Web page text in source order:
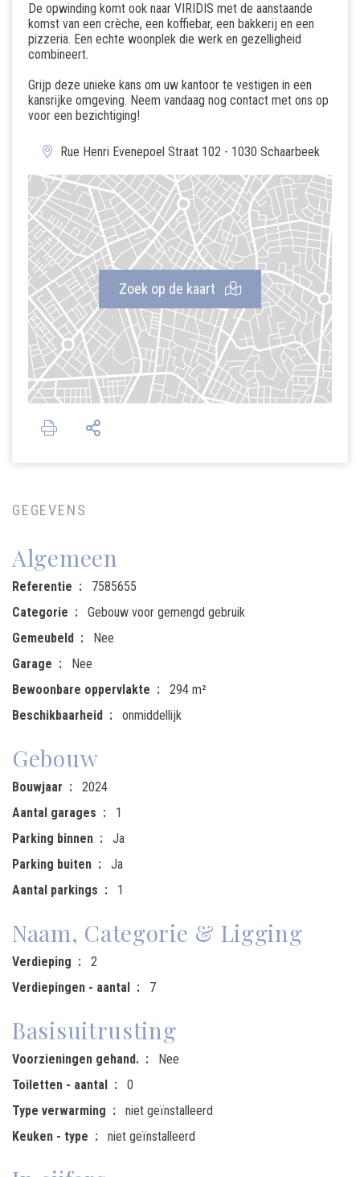
De opwinding komt ook naar VIRIDIS met de aanstaande
komst van een crèche, een koffiebar, een bakkerij en een
pizzeria. Een echte woonplek die werk en gezelligheid
combineert.
Grijp deze unieke kans om uw kantoor te vestigen in een
kansrijke omgeving. Neem vandaag nog contact met ons op
voor een bezichtiging!
Rue Henri Evenepoel Straat 102 - 1030 Schaarbeek
Zoek op de kaart
GEGEVENS
Algemeen
Referentie
7585655
Categorie
Gebouw voor gemengd gebruik
Gemeubeld
Nee
Garage
Nee
Bewoonbare oppervlakte
294 m²
Beschikbaarheid
onmiddellijk
Gebouw
Bouwjaar
2024
Aantal garages
1
Parking binnen
Ja
Parking buiten
Ja
Aantal parkings
1
Naam, Categorie & Ligging
Verdieping
2
Verdiepingen - aantal
7
Basisuitrusting
Voorzieningen gehand.
Nee
Toiletten - aantal
0
Type verwarming
niet geïnstalleerd
Keuken - type
niet geïnstalleerd